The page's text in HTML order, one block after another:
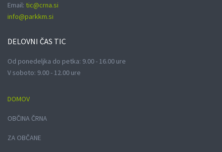
Email: tic@crna.si
info@parkkm.si
DELOVNI ČAS TIC
Od ponedeljka do petka: 9.00 - 16.00 ure
V soboto: 9.00 - 12.00 ure
DOMOV
OBČINA ČRNA
ZA OBČANE